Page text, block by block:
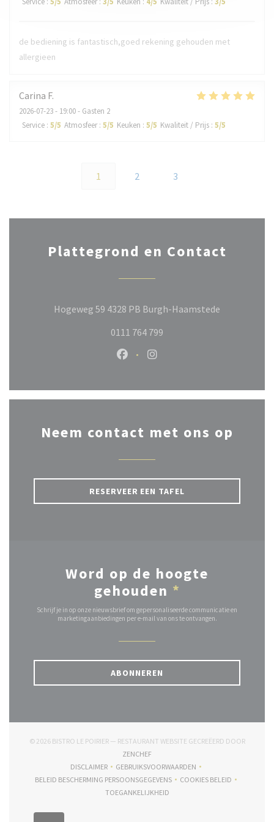
de bediening is fantastisch,goed rekening gehouden met
allergieen
Carina F
2026-07-23- 19:00 - Gasten 2
Service : 5/5 Atmosfeer : 5/5 Keuken : 5/5 Kwaliteit / Prijs : 5/5
1 2 3
Plattegrond en Contact
Hogeweg 59 4328 PB Burgh-Haamstede
0111 764 799
Facebook ((opent in een nieuw
Instagram ((opent in een
Neem contact met ons op
RESERVEER EEN TAFEL
Word op de hoogte
gehouden *
Schrijf je in op onze nieuwsbrief om gepersonaliseerde communicatie en
marketingaanbiedingen per e-mail van ons te ontvangen.
ABONNEREN
© 2026 BISTRO LE POIRIER — RESTAURANT WEBSITE GECREËERD DOOR
ZENCHEF((OPENT IN EEN NIEUW VENSTER))
DISCLAIMER
((OPENT IN EEN NIEUW VENSTER))
GEBRUIKSVOORWAARDEN
((OPENT IN EEN NIEUW VENSTER))
BELEID BESCHERMING PERSOONSGEGEVENS
((OPENT IN EEN NIEUW VENSTER))
COOKIES BELEID
((OPENT IN EEN
TOEGANKELIJKHEID
((OPENT IN EEN NIEUW VENSTER))